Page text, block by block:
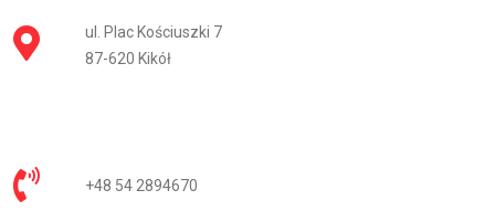
ul. Plac Kościuszki 7
87-620 Kikół
+48 54 2894670